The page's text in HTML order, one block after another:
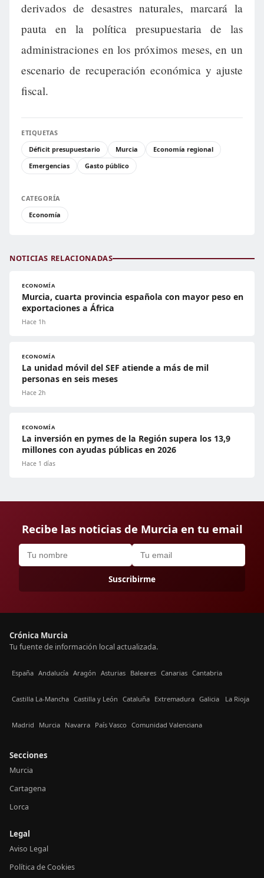
derivados de desastres naturales, marcará la
pauta en la política presupuestaria de las
administraciones en los próximos meses, en un
escenario de recuperación económica y ajuste
fiscal.
ETIQUETAS
Déficit presupuestario
Murcia
Economía regional
Emergencias
Gasto público
CATEGORÍA
Economía
NOTICIAS RELACIONADAS
ECONOMÍA
Murcia, cuarta provincia española con mayor peso en
exportaciones a África
Hace 1h
ECONOMÍA
La unidad móvil del SEF atiende a más de mil
personas en seis meses
Hace 2h
ECONOMÍA
La inversión en pymes de la Región supera los 13,9
millones con ayudas públicas en 2026
Hace 1 días
Recibe las noticias de Murcia en tu email
Suscribirme
Crónica Murcia
Tu fuente de información local actualizada.
España Andalucía Aragón Asturias Baleares Canarias Cantabria
Castilla La-Mancha Castilla y León Cataluña Extremadura Galicia La Rioja
Madrid Murcia Navarra País Vasco Comunidad Valenciana
Secciones
Murcia
Cartagena
Lorca
Legal
Aviso Legal
Política de Cookies